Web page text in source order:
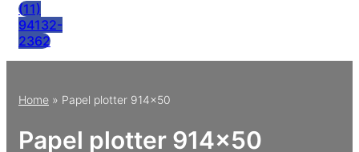
(11)
94132-
2362
Home » Papel plotter 914×50
Papel plotter 914×50